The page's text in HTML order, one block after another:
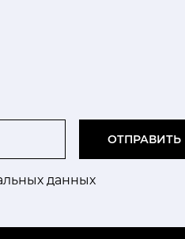
ОТПРАВИТЬ
данных